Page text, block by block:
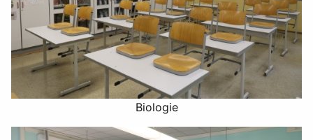
Biologie